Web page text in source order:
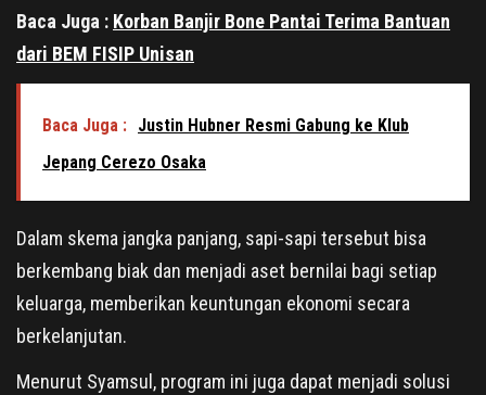
Baca Juga : Korban Banjir Bone Pantai Terima Bantuan
dari BEM FISIP Unisan
Baca Juga : Justin Hubner Resmi Gabung ke Klub
Jepang Cerezo Osaka
Dalam skema jangka panjang, sapi-sapi tersebut bisa
berkembang biak dan menjadi aset bernilai bagi setiap
keluarga, memberikan keuntungan ekonomi secara
berkelanjutan.
Menurut Syamsul, program ini juga dapat menjadi solusi